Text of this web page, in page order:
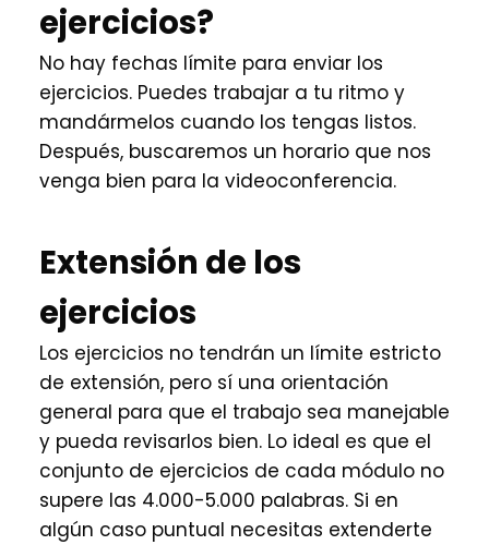
ejercicios?
No hay fechas límite para enviar los
ejercicios. Puedes trabajar a tu ritmo y
mandármelos cuando los tengas listos.
Después, buscaremos un horario que nos
venga bien para la videoconferencia.
Extensión de los
ejercicios
Los ejercicios no tendrán un límite estricto
de extensión, pero sí una orientación
general para que el trabajo sea manejable
y pueda revisarlos bien. Lo ideal es que el
conjunto de ejercicios de cada módulo no
supere las 4.000-5.000 palabras. Si en
algún caso puntual necesitas extenderte